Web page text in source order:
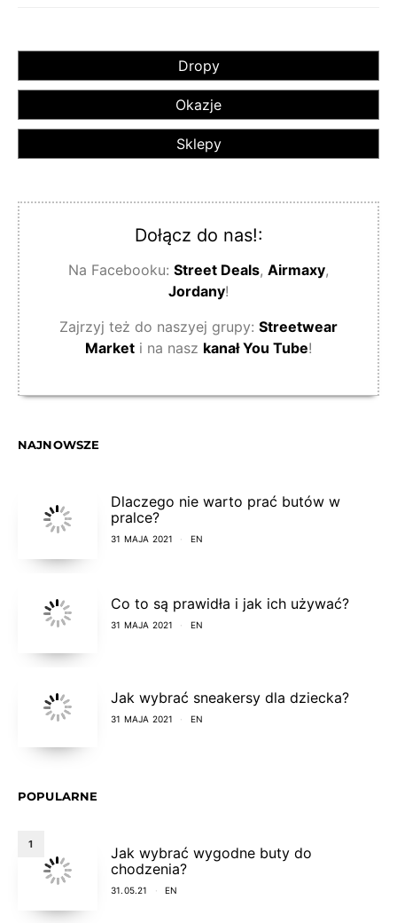
Dropy
Okazje
Sklepy
Dołącz do nas!:
Na Facebooku: Street Deals, Airmaxy,
Jordany!
Zajrzyj też do naszyej grupy: Streetwear
Market i na nasz kanał You Tube!
NAJNOWSZE
Dlaczego nie warto prać butów w
pralce?
31 MAJA 2021 EN
Co to są prawidła i jak ich używać?
31 MAJA 2021 EN
Jak wybrać sneakersy dla dziecka?
31 MAJA 2021 EN
POPULARNE
1
Jak wybrać wygodne buty do
chodzenia?
31.05.21 EN